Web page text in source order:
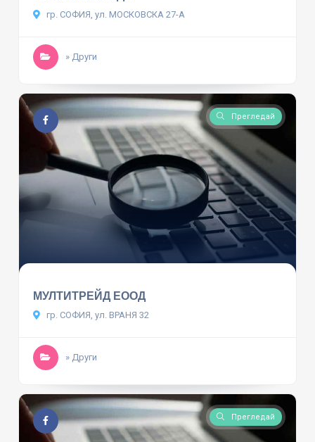
гр. СОФИЯ, ул. МОСКОВСКА 27-А
» Други
Прегледай
МУЛТИТРЕЙД ЕООД
гр. СОФИЯ, ул. ВРАНЯ 32
» Други
Прегледай